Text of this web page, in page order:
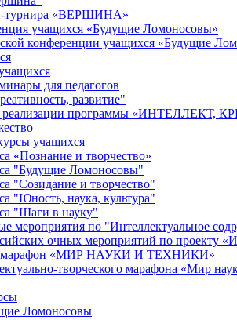
турнира «ВЕРШИНА»
учащихся «Будущие Ломоносовы»
конференции учащихся «Будущие
для педагогов
развитие"
реализации программы
учащихся
«Познание и творчество»
"Будущие Ломоносовы"
"Созидание и творчество"
"Юность, наука, культура"
"Шаги в науку"
мероприятия по "Интеллектуальное
очных мероприятий по проекту
марафон «МИР НАУКИ И ТЕХНИКИ»
творческого марафона «Мир
Ломоносовы